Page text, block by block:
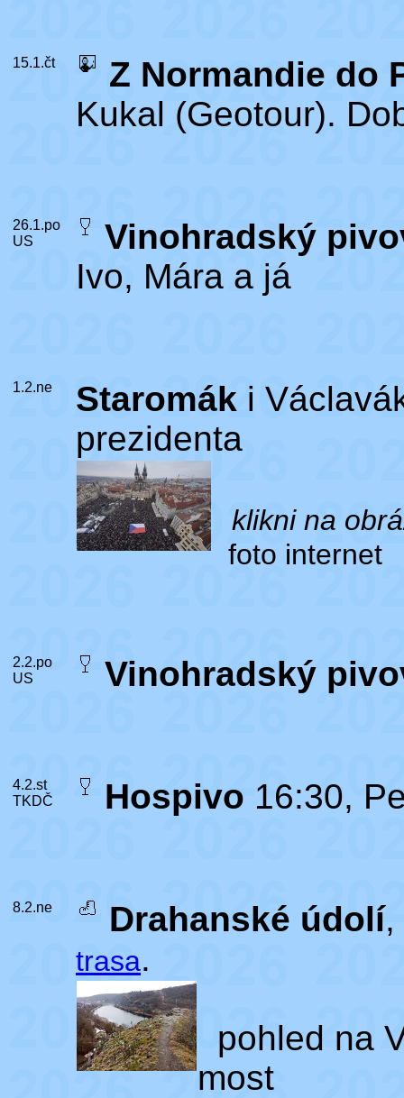
15.1.čt
Z Normandie do
Kukal (Geotour).
26.1.po
US
Vinohradský
Ivo, Mára a já
1.2.ne Staromák i
prezidenta
klikni na
foto internet
2.2.po
US
Vinohradský
4.2.st
TKDČ
Hospivo 16:30,
8.2.ne Drahanské údolí,
trasa.
pohled na
most